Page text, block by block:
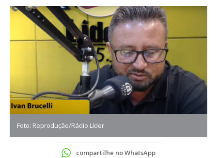
Foto: Reprodução/Rádio Líder
compartilhe no WhatsApp